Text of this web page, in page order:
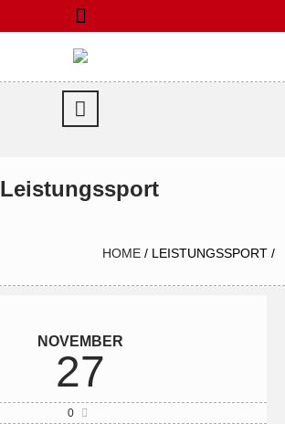
Leistungssport
HOME / LEISTUNGSSPORT /
NOVEMBER
27
0